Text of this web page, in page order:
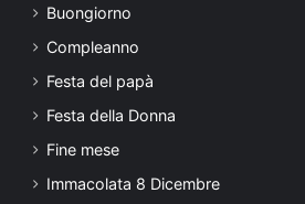
Buongiorno
Compleanno
Festa del papà
Festa della Donna
Fine mese
Immacolata 8 Dicembre